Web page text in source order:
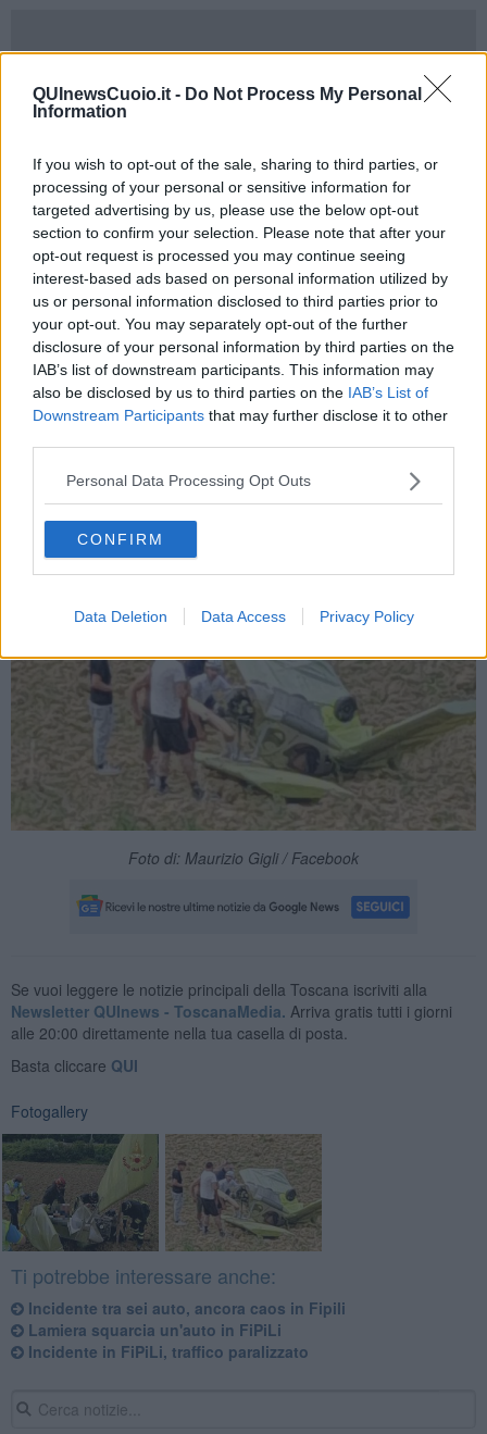
QUInewsCuoio.it - Do Not Process My Personal
Information
If you wish to opt-out of the sale, sharing to third parties, or
processing of your personal or sensitive information for
targeted advertising by us, please use the below opt-out
section to confirm your selection. Please note that after your
opt-out request is processed you may continue seeing
interest-based ads based on personal information utilized by
us or personal information disclosed to third parties prior to
your opt-out. You may separately opt-out of the further
disclosure of your personal information by third parties on the
IAB’s list of downstream participants. This information may
also be disclosed by us to third parties on the IAB’s List of
Downstream Participants that may further disclose it to other
Personal Data Processing Opt Outs
CONFIRM
Data Deletion Data Access Privacy Policy
Il pilota, di 79 anni, è statoliberato dalle lamiere e poi
trasportato con l'elicottero Pegaso all’ospedale di Cisanello
Foto Vigili del Fuoco
Foto di: Maurizio Gigli / Facebook
Se vuoi leggere le notizie principali della Toscana iscriviti alla
Newsletter QUInews - ToscanaMedia. Arriva gratis tutti i giorni
alle 20:00 direttamente nella tua casella di posta.
Basta cliccare QUI
Fotogallery
Ti potrebbe interessare anche:
Incidente tra sei auto, ancora caos in Fipili
Lamiera squarcia un'auto in FiPiLi
Incidente in FiPiLi, traffico paralizzato